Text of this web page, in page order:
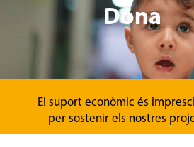
Dona
El suport econòmic és
per sostenir els nostres